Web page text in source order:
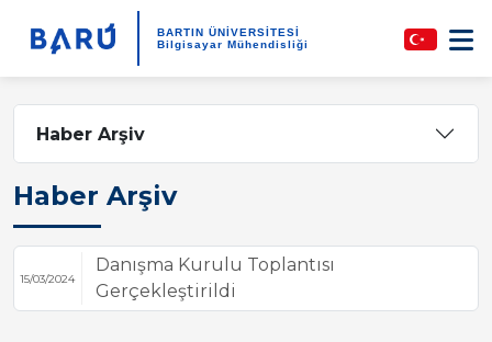
BARTIN ÜNİVERSİTESİ
Bilgisayar Mühendisliği
Haber Arşiv
Haber Arşiv
15/03/2024
Danışma Kurulu Toplantısı
Gerçekleştirildi